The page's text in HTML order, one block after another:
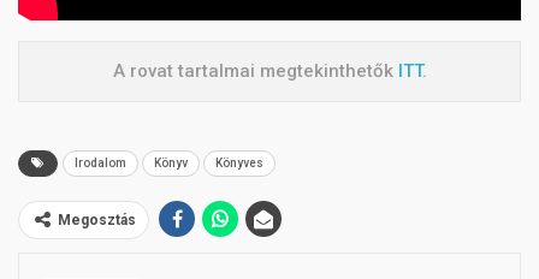
A rovat tartalmai megtekinthetők ITT.
Irodalom Könyv Könyves
Megosztás